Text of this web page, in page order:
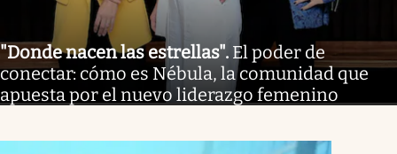
"Donde nacen las estrellas". El poder de
conectar: cómo es Nébula, la comunidad que
apuesta por el nuevo liderazgo femenino